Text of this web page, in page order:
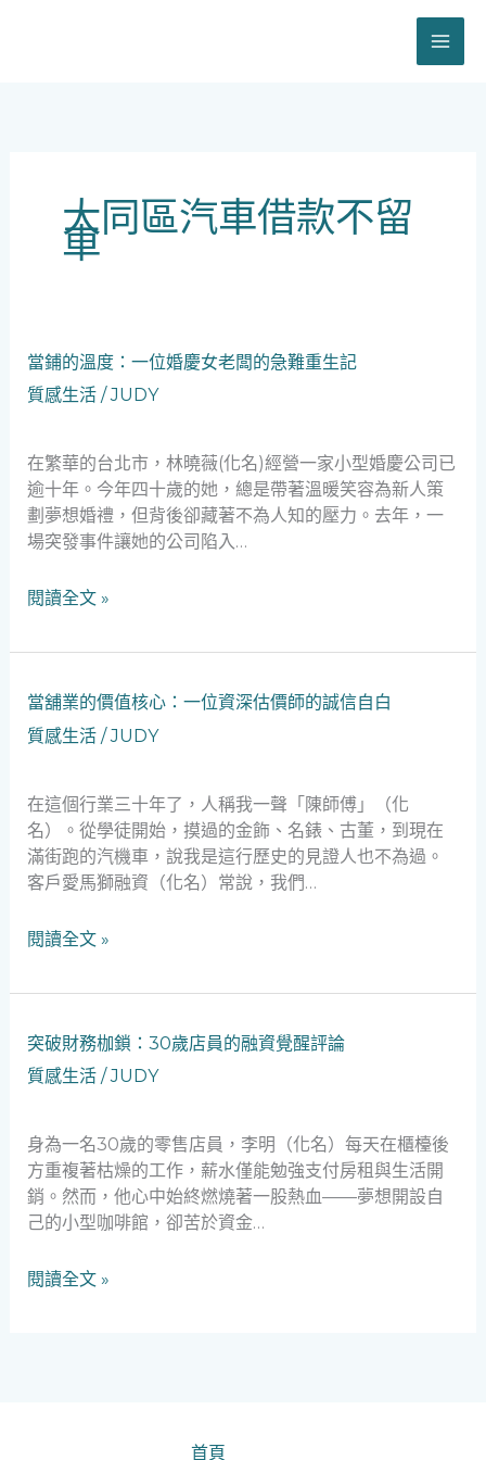
大同區汽車借款不留
車
當鋪的溫度：一位婚慶女老闆的急難重生記
質感生活/JUDY
在繁華的台北市，林曉薇(化名)經營一家小型婚慶公司已
逾十年。今年四十歲的她，總是帶著溫暖笑容為新人策
劃夢想婚禮，但背後卻藏著不為人知的壓力。去年，一
場突發事件讓她的公司陷入…
當
鋪
的
度：
一
位
婚
女
老
急
難
重
記
閱讀全文 »
當舖業的價值核心：一位資深估價師的誠信自白
質感生活/JUDY
在這個行業三十年了，人稱我一聲「陳師傅」（化
名）。從學徒開始，摸過的金飾、名錶、古董，到現在
滿街跑的汽機車，說我是這行歷史的見證人也不為過。
客戶愛馬獅融資（化名）常說，我們…
當
舖
業
價
值
核
心：
資
價
師
的
信
自
白
閱讀全文 »
突破財務枷鎖：30歲店員的融資覺醒評論
質感生活/JUDY
身為一名30歲的零售店員，李明（化名）每天在櫃檯後
方重複著枯燥的工作，薪水僅能勉強支付房租與生活開
銷。然而，他心中始終燃燒著一股熱血——夢想開設自
己的小型咖啡館，卻苦於資金…
突
破
財
枷
鎖：
30
歲
的
閱讀全文 »
首頁